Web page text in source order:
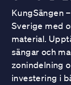
KungSängen
Sverige med
material.
sängar och
zonindelning
investering i